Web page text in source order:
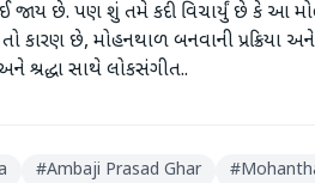
છે. પણ શું તમે કદી વિચાર્યું છે કે આ
છે, મોહનથાળ બનવાની પ્રક્રિયા અને
શ્રદ્ધા સાથે લોકસંગીત..
#Ambaji Prasad Ghar #